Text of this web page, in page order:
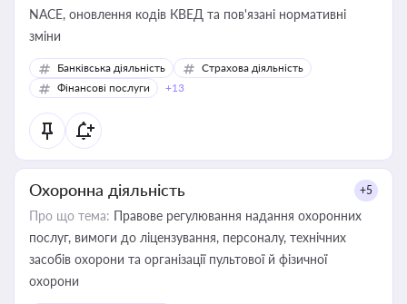
NACE, оновлення кодів КВЕД та пов'язані нормативні
зміни
Банківська діяльність
Страхова діяльність
Фінансові послуги
+13
Охоронна діяльність +5
Про що тема: Правове регулювання надання охоронних
послуг, вимоги до ліцензування, персоналу, технічних
засобів охорони та організації пультової й фізичної
охорони